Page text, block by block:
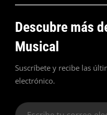
Descubre más
Musical
Suscríbete y recibe las
electrónico.
Escribe